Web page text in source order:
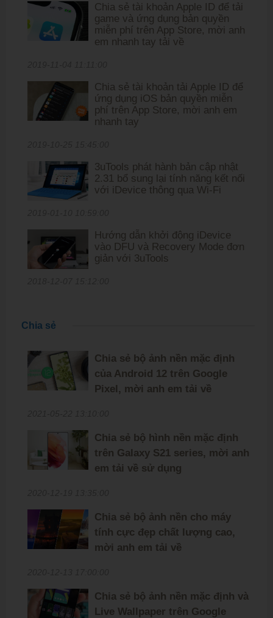
Chia sẻ tài khoản Apple ID để tải
game và ứng dụng bản quyền
miễn phí trên App Store, mời anh
em nhanh tay tải về
Chia sẻ tài khoản tải Apple ID để
ứng dụng iOS bản quyền miễn
phí trên App Store, mời anh em
nhanh tay
3uTools phát hành bản cập nhật
2.31 bổ sung lại tính năng kết nối
với iDevice thông qua Wi-Fi
Hướng dẫn khởi động iDevice
vào DFU và Recovery Mode đơn
giản với 3uTools
Chia sẻ
Chia sẻ bộ ảnh nền mặc định
của Android 12 trên Google
Pixel, mời anh em tải về
Chia sẻ bộ hình nền mặc định
trên Galaxy S21 series, mời anh
em tải về sử dụng
Chia sẻ bộ ảnh nền cho máy
tính cực đẹp chất lượng cao,
mời anh em tải về
Chia sẻ bộ ảnh nền mặc định và
Live Wallpaper trên Google